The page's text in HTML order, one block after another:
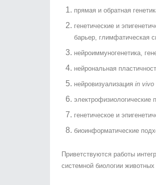
прямая и обратная
генетические и
барьер, глимфатическая
нейроиммуногенетика,
нейрональная
нейровизуализация in vivo
электрофизиологические
генетическое и
биоинформатические
Приветствуются работы
системной биологии